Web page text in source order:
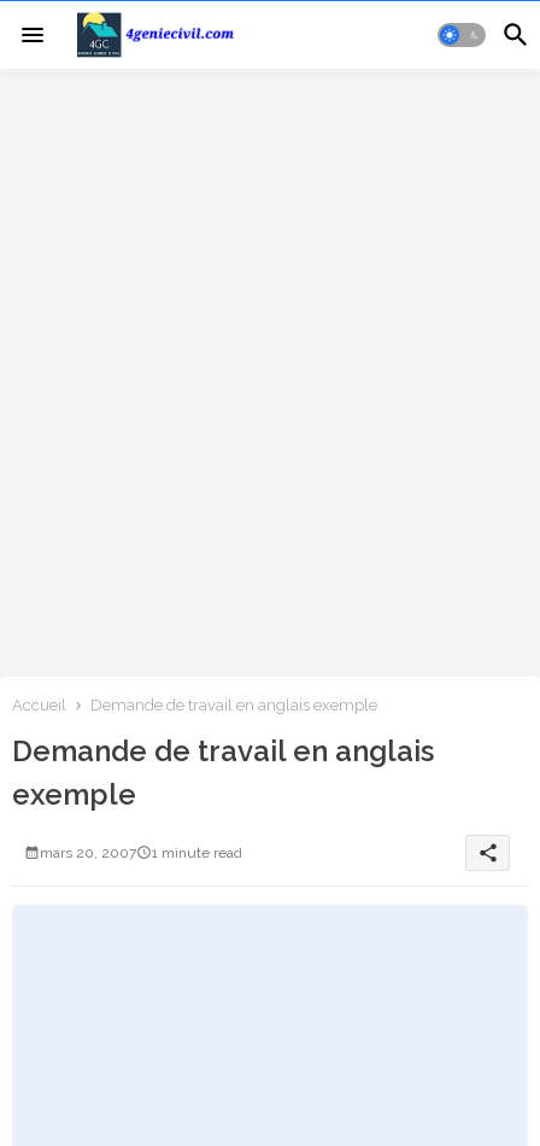
Accueil Demande de travail en anglais exemple
Demande de travail en anglais
exemple
mars 20, 2007 1 minute read share